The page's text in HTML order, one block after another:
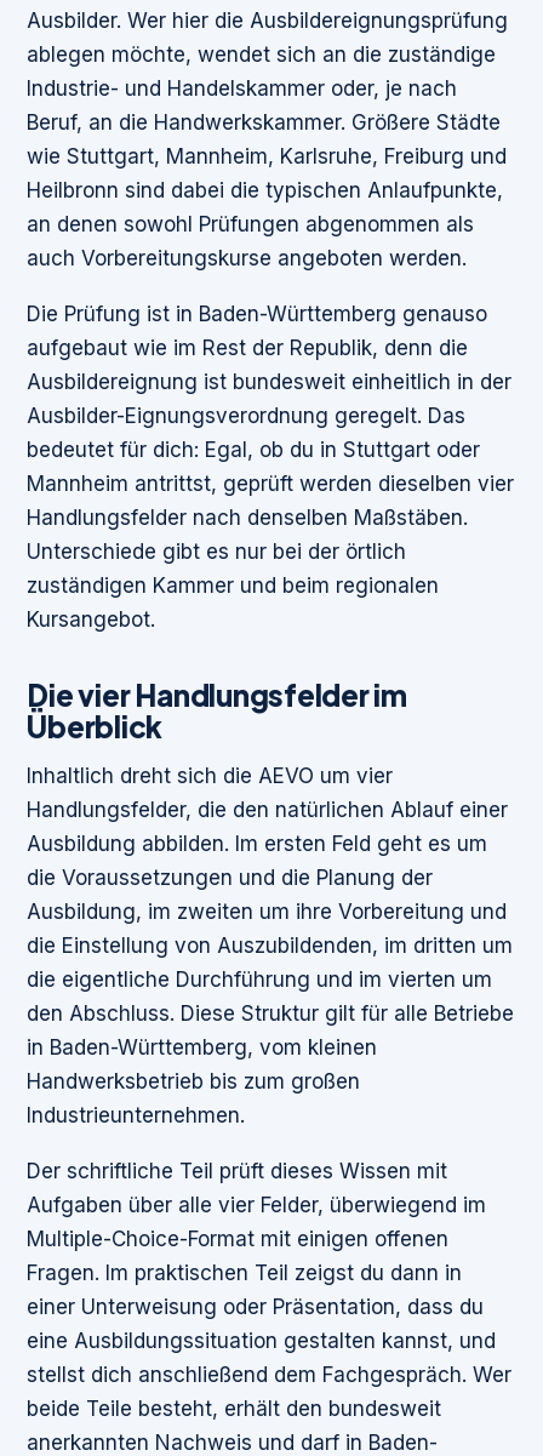
Ausbilder. Wer hier die Ausbildereignungsprüfung
ablegen möchte, wendet sich an die zuständige
Industrie- und Handelskammer oder, je nach
Beruf, an die Handwerkskammer. Größere Städte
wie Stuttgart, Mannheim, Karlsruhe, Freiburg und
Heilbronn sind dabei die typischen Anlaufpunkte,
an denen sowohl Prüfungen abgenommen als
auch Vorbereitungskurse angeboten werden.
Die Prüfung ist in Baden-Württemberg genauso
aufgebaut wie im Rest der Republik, denn die
Ausbildereignung ist bundesweit einheitlich in der
Ausbilder-Eignungsverordnung geregelt. Das
bedeutet für dich: Egal, ob du in Stuttgart oder
Mannheim antrittst, geprüft werden dieselben vier
Handlungsfelder nach denselben Maßstäben.
Unterschiede gibt es nur bei der örtlich
zuständigen Kammer und beim regionalen
Kursangebot.
Die vier Handlungsfelder im
Überblick
Inhaltlich dreht sich die AEVO um vier
Handlungsfelder, die den natürlichen Ablauf einer
Ausbildung abbilden. Im ersten Feld geht es um
die Voraussetzungen und die Planung der
Ausbildung, im zweiten um ihre Vorbereitung und
die Einstellung von Auszubildenden, im dritten um
die eigentliche Durchführung und im vierten um
den Abschluss. Diese Struktur gilt für alle Betriebe
in Baden-Württemberg, vom kleinen
Handwerksbetrieb bis zum großen
Industrieunternehmen.
Der schriftliche Teil prüft dieses Wissen mit
Aufgaben über alle vier Felder, überwiegend im
Multiple-Choice-Format mit einigen offenen
Fragen. Im praktischen Teil zeigst du dann in
einer Unterweisung oder Präsentation, dass du
eine Ausbildungssituation gestalten kannst, und
stellst dich anschließend dem Fachgespräch. Wer
beide Teile besteht, erhält den bundesweit
anerkannten Nachweis und darf in Baden-